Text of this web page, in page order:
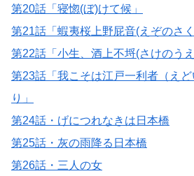
第20話「寝惚(ぼ)けて候」
第21話「蝦夷桜上野屁音(えぞのさ
第22話「小生、酒上不埒(さけのう
第23話「我こそは江戸一利者（え
り」
第24話・げにつれなきは日本橋
第25話・灰の雨降る日本橋
第26話・三人の女